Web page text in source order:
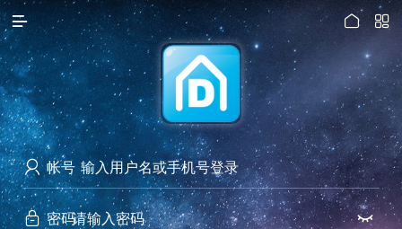

访问电脑版
 

 帐号
 密码 